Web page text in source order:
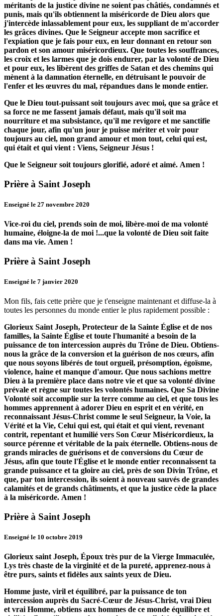
méritants de la justice divine ne soient pas châtiés, condamnés et
punis, mais qu'ils obtiennent la miséricorde de Dieu alors que
j'intercède inlassablement pour eux, les suppliant de m'accorder
les grâces divines. Que le Seigneur accepte mon sacrifice et
l'expiation que je fais pour eux, en leur donnant en retour son
pardon et son amour miséricordieux. Que toutes les souffrances,
les croix et les larmes que je dois endurer, par la volonté de Dieu
et pour eux, les libèrent des griffes de Satan et des chemins qui
mènent à la damnation éternelle, en détruisant le pouvoir de
l'enfer et les œuvres du mal, répandues dans le monde entier.
Que le Dieu tout-puissant soit toujours avec moi, que sa grâce et
sa force ne me fassent jamais défaut, mais qu'il soit ma
nourriture et ma subsistance, qu'il me revigore et me sanctifie
chaque jour, afin qu'un jour je puisse mériter et voir pour
toujours au ciel, mon grand amour et mon tout, celui qui est,
qui était et qui vient : Viens, Seigneur Jésus !
Que le Seigneur soit toujours glorifié, adoré et aimé. Amen !
Prière à Saint Joseph
Enseigné le 27 novembre 2020
Vice-roi du ciel, prends soin de moi, libère-moi de ma volonté
humaine, éloigne-la de moi !...que la volonté de Dieu soit faite
dans ma vie. Amen !
Prière à Saint Joseph
Enseigné le 7 janvier 2020
Mon fils, fais cette prière que je t'enseigne maintenant et diffuse-la à
toutes les personnes du monde entier le plus rapidement possible :
Glorieux Saint Joseph, Protecteur de la Sainte Église et de nos
familles, la Sainte Église et toute l'humanité a besoin de la
puissance de ton intercession auprès du Trône de Dieu. Obtiens-
nous la grâce de la conversion et la guérison de nos cœurs, afin
que nous soyons libérés de tout orgueil, présomption, égoïsme,
violence, haine et manque d'amour. Que nous sachions mettre
Dieu à la première place dans notre vie et que sa volonté divine
prévale et règne sur toutes les volontés humaines. Que Sa Divine
Volonté soit accomplie sur la terre comme au ciel, et que tous les
hommes apprennent à adorer Dieu en esprit et en vérité, en
reconnaissant Jésus-Christ comme le seul Seigneur, la Voie, la
Vérité et la Vie, Celui qui est, qui était et qui vient, revenant
contrit, repentant et humilié vers Son Cœur Miséricordieux, la
source pérenne et véritable de la paix éternelle. Obtiens-nous de
grands miracles de guérisons et de conversions du Cœur de
Jésus, afin que toute l'Église et le monde entier reconnaissent ta
grande puissance et ta gloire au ciel, près de son Divin Trône, et
que, par ton intercession, ils soient à nouveau sauvés de grandes
calamités et de grands châtiments, et que la justice cède la place
à la miséricorde. Amen !
Prière à Saint Joseph
Enseigné le 10 octobre 2019
Glorieux saint Joseph, Époux très pur de la Vierge Immaculée,
Lys très chaste de la virginité et de la pureté, apprenez-nous à
être purs, saints et fidèles aux saints yeux de Dieu.
Homme juste, viril et équilibré, par la puissance de ton
intercession auprès du Sacré-Cœur de Jésus-Christ, vrai Dieu
et vrai Homme, obtiens aux hommes de ce monde équilibre et